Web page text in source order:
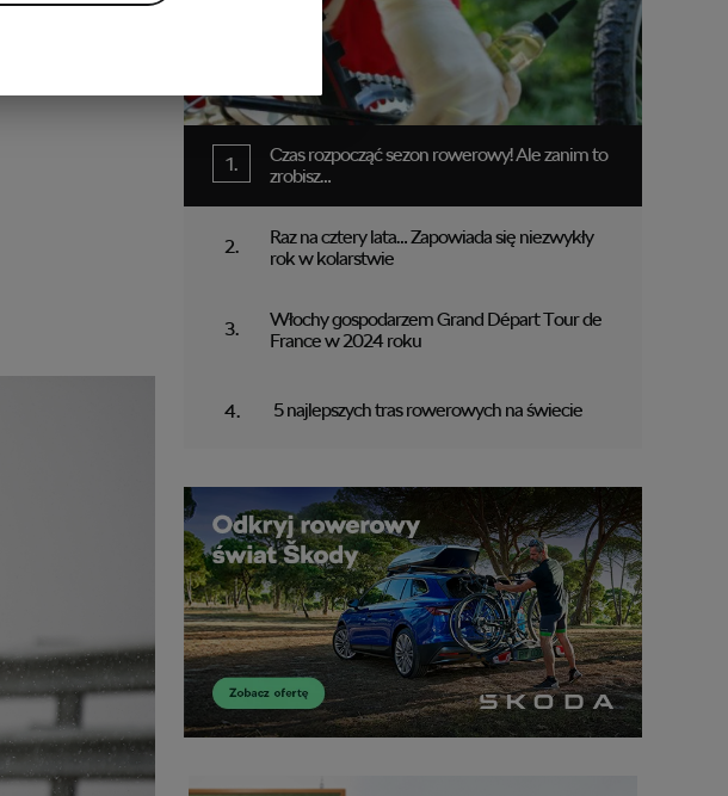
Czas rozpocząć sezon rowerowy! Ale zanim to
zrobisz…
Raz na cztery lata… Zapowiada się niezwykły
rok w kolarstwie
Włochy gospodarzem Grand Départ Tour de
France w 2024 roku
5 najlepszych tras rowerowych na świecie